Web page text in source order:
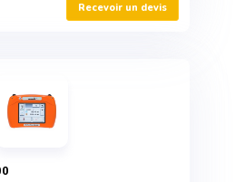
Recevoir un devis